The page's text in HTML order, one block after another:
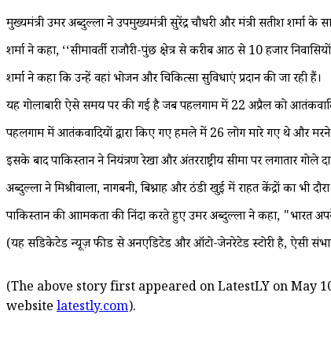
मुख्यमंत्री उमर अब्दुल्ला ने उपमुख्यमंत्री सुरेंद्र चौधरी और मंत्री सतीश शर्मा के
शर्मा ने कहा, ‘‘सीमावर्ती राजौरी-पुंछ क्षेत्र से करीब आठ से 10 हजार
शर्मा ने कहा कि उन्हें वहां भोजन और चिकित्सा सुविधाएं प्रदान की जा रही हैं।
यह गोलाबारी ऐसे समय पर की गई है जब पहलगाम में 22 अप्रैल को
पहलगाम में आतंकवादियों द्वारा किए गए हमले में 26 लोग मारे गए थे और मरने
इसके बाद पाकिस्तान ने नियंत्रण रेखा और अंतरराष्ट्रीय सीमा पर
अब्दुल्ला ने मिश्रीवाला, नागबनी, बिश्नाह और ठंडी खुई में राहत केंद्रों का भी
पाकिस्तान की आक्रामकता की निंदा करते हुए उमर अब्दुल्ला ने कहा, "भारत
(यह सिंडिकेटेड न्यूज़ फीड से अनएडिटेड और ऑटो-जेनरेटेड स्टोरी है, ऐसी
(The above story first appeared on LatestLY on May
website latestly.com).